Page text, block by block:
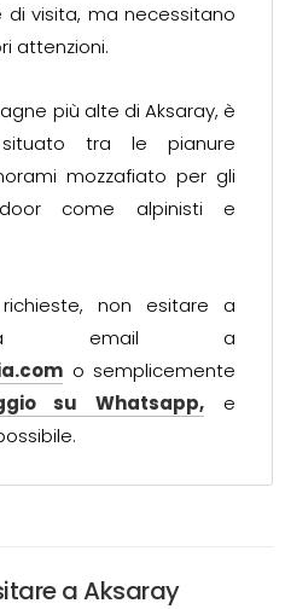
visita, ma necessitano
attenzioni.
più alte di Aksaray, è
tra le pianure
mozzafiato per gli
come alpinisti e
non esitare a
via email a
o semplicemente
su Whatsapp, e
a Aksaray